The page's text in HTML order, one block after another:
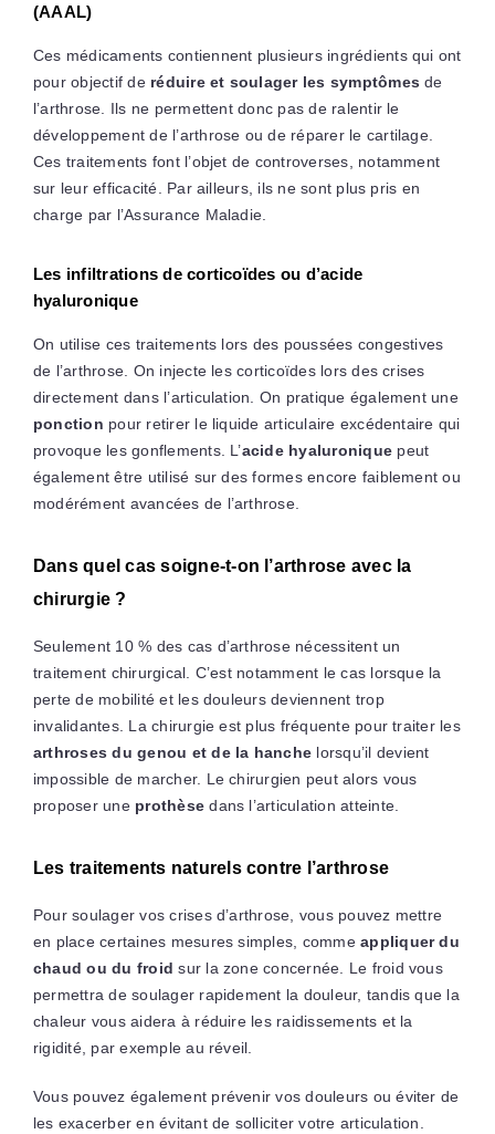
(AAAL)
Ces médicaments contiennent plusieurs ingrédients qui ont
pour objectif de réduire et soulager les symptômes de
l’arthrose. Ils ne permettent donc pas de ralentir le
développement de l’arthrose ou de réparer le cartilage.
Ces traitements font l’objet de controverses, notamment
sur leur efficacité. Par ailleurs, ils ne sont plus pris en
charge par l’Assurance Maladie.
Les infiltrations de corticoïdes ou d’acide
hyaluronique
On utilise ces traitements lors des poussées congestives
de l’arthrose. On injecte les corticoïdes lors des crises
directement dans l’articulation. On pratique également une
ponction pour retirer le liquide articulaire excédentaire qui
provoque les gonflements. L’acide hyaluronique peut
également être utilisé sur des formes encore faiblement ou
modérément avancées de l’arthrose.
Dans quel cas soigne-t-on l’arthrose avec la
chirurgie ?
Seulement 10 % des cas d’arthrose nécessitent un
traitement chirurgical. C’est notamment le cas lorsque la
perte de mobilité et les douleurs deviennent trop
invalidantes. La chirurgie est plus fréquente pour traiter les
arthroses du genou et de la hanche lorsqu’il devient
impossible de marcher. Le chirurgien peut alors vous
proposer uneprothèse dans l’articulation atteinte.
Les traitements naturels contre l’arthrose
Pour soulager vos crises d’arthrose, vous pouvez mettre
en place certaines mesures simples, commeappliquer du
chaud ou du froid sur la zone concernée. Le froid vous
permettra de soulager rapidement la douleur, tandis que la
chaleur vous aidera à réduire les raidissements et la
rigidité, par exemple au réveil.
Vous pouvez également prévenir vos douleurs ou éviter de
les exacerber en évitant de solliciter votre articulation.